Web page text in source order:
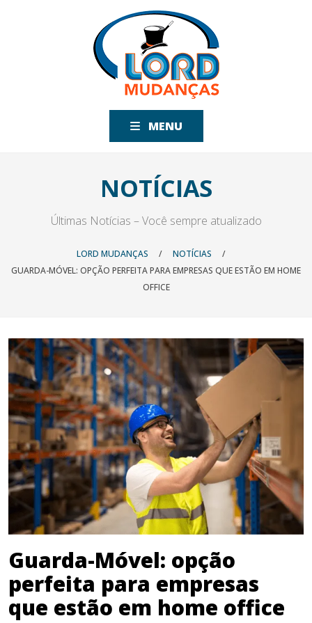
MENU
NOTÍCIAS
Últimas Notícias – Você sempre atualizado
LORD MUDANÇAS / NOTÍCIAS
/
GUARDA-MÓVEL: OPÇÃO PERFEITA PARA EMPRESAS QUE ESTÃO EM HOME
OFFICE
Guarda-Móvel: opção
perfeita para empresas
que estão em home office